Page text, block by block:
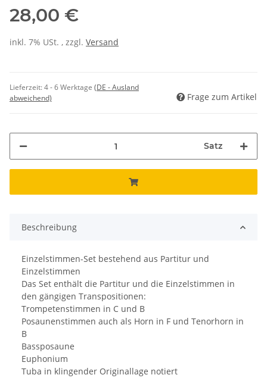
28,00 €
inkl. 7% USt. , zzgl. Versand
Lieferzeit:4 - 6 Werktage (DE - Ausland
abweichend)
Frage zum Artikel
Satz
Beschreibung
Einzelstimmen-Set bestehend aus Partitur und
Einzelstimmen
Das Set enthält die Partitur und die Einzelstimmen in
den gängigen Transpositionen:
Trompetenstimmen in C und B
Posaunenstimmen auch als Horn in F und Tenorhorn in
B
Bassposaune
Euphonium
Tuba in klingender Originallage notiert